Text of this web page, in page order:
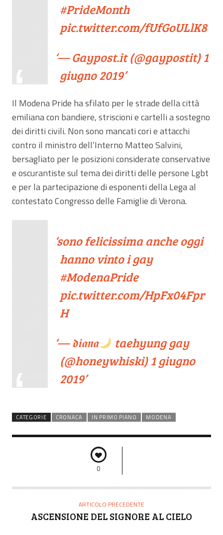
#PrideMonth
pic.twitter.com/fUfGoULlK8
— Gaypost.it (@gaypostit)1
giugno 2019
Il Modena Pride ha sfilato per le strade della città
emiliana con bandiere, striscioni e cartelli a sostegno
dei diritti civili. Non sono mancati cori e attacchi
contro il ministro dell’Interno Matteo Salvini,
bersagliato per le posizioni considerate conservative
e oscurantiste sul tema dei diritti delle persone Lgbt
e per la partecipazione di esponenti della Lega al
contestato Congresso delle Famiglie di Verona.
sono felicissima anche oggi
hanno vinto i gay
#ModenaPride
pic.twitter.com/HpFx04Fpr
H
— 𝖉𝖎𝖆𝖓𝖆
taehyung gay
(@honeywhiski)1 giugno
2019
CATEGORIE CRONACA IN PRIMO PIANO MODENA
0
ARTICOLO PRECEDENTE
ASCENSIONE DEL SIGNORE AL CIELO